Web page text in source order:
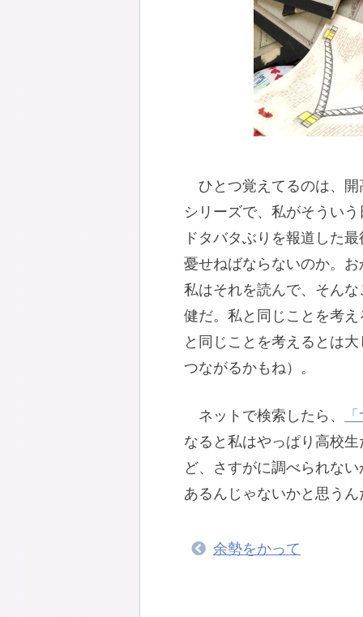
ひとつ覚えてるのは、
シリーズで、私がそうい
ドタバタぶりを報道した
憂せねばならないのか。
私はそれを読んで、そん
健だ。私と同じことを考
と同じことを考えるとは
つながるかもね）。
ネットで検索したら、
なると私はやっぱり高校
ど、さすがに調べられな
あるんじゃないかと思う
余勢をかって